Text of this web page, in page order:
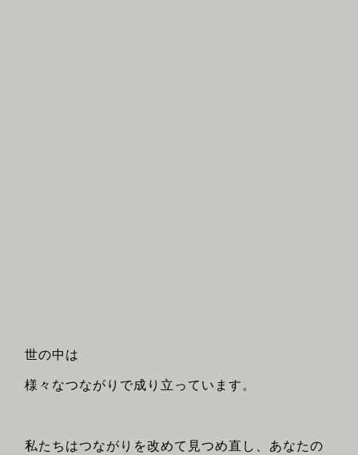
世の中は
様々なつながりで成り立っています。
私たちはつながりを改めて見つめ直し、あなたの